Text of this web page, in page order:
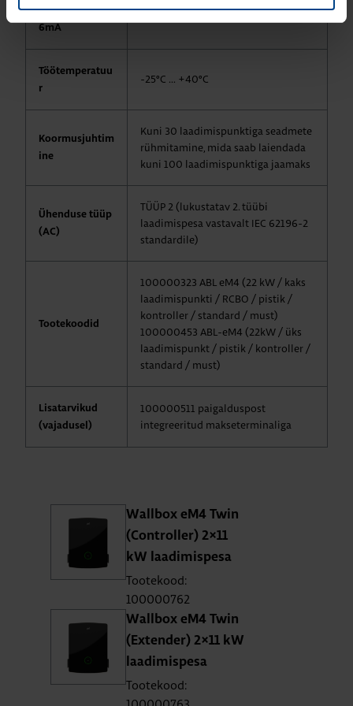
DC rikkekaitse
6mA
Töötemperatuu
r
-25°C … +40°C
Koormusjuhtim
ine
Kuni 30 laadimispunktiga seadmete
rühmitamine, mida saab laiendada
kuni 100 laadimispunktiga jaamaks
Ühenduse tüüp
(AC)
TÜÜP 2 (lukustatav 2. tüübi
laadimispesa vastavalt IEC 62196-2
standardile)
Tootekoodid
100000323 ABL eM4 (22 kW / kaks
laadimispunkti / RCBO / pistik /
kontroller / standard / must)
100000453 ABL-eM4 (22kW / üks
laadimispunkt / pistik / kontroller /
standard / must)
Lisatarvikud
(vajadusel)
100000511 paigalduspost
integreeritud makseterminaliga
Wall­box eM4 Twin
(Cont­rol­ler) 2×11
kW laa­di­mis­pesa
Tootekood:
100000762
Wall­box eM4 Twin
(Exten­der) 2×11 kW
laa­di­mis­pesa
Tootekood: